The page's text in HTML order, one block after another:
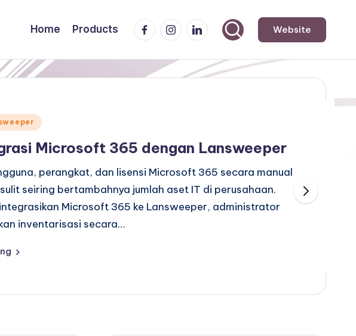
Home Products FacebookInstagramLinkedIn Website
Microsoft 365 dengan Lansweeper
perangkat, dan lisensi Microsoft 365 secara manual
seiring bertambahnya jumlah aset IT di perusahaan.
Microsoft 365 ke Lansweeper, administrator
inventarisasi secara…